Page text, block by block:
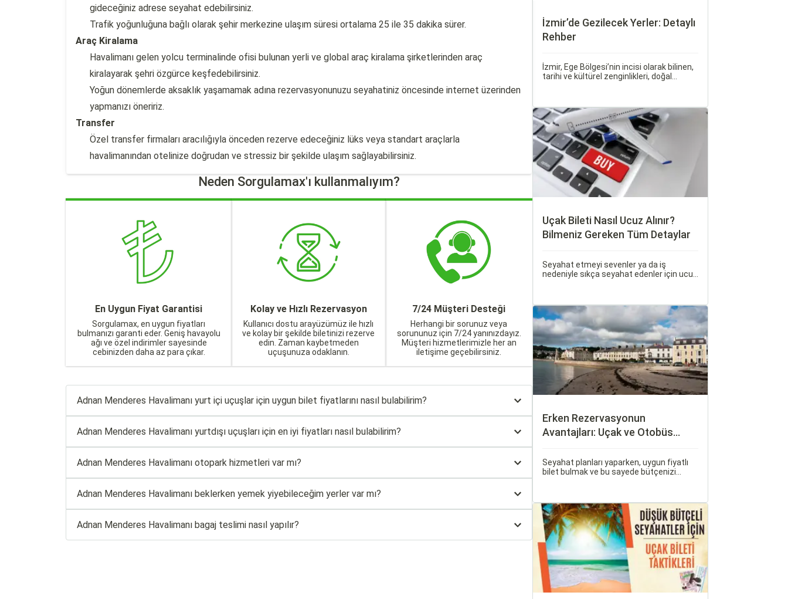
gideceğiniz adrese seyahat edebilirsiniz.
Trafik yoğunluğuna bağlı olarak şehir merkezine ulaşım süresi ortalama 25 ile 35 dakika sürer.
Araç Kiralama
Havalimanı gelen yolcu terminalinde ofisi bulunan yerli ve global araç kiralama şirketlerinden araç
kiralayarak şehri özgürce keşfedebilirsiniz.
Yoğun dönemlerde aksaklık yaşamamak adına rezervasyonunuzu seyahatiniz öncesinde internet üzerinden
yapmanızı öneririz.
Transfer
Özel transfer firmaları aracılığıyla önceden rezerve edeceğiniz lüks veya standart araçlarla
havalimanından otelinize doğrudan ve stressiz bir şekilde ulaşım sağlayabilirsiniz.
Neden Sorgulamax'ı kullanmalıyım?
En Uygun Fiyat Garantisi
Sorgulamax, en uygun fiyatları
bulmanızı garanti eder. Geniş havayolu
ağı ve özel indirimler sayesinde
cebinizden daha az para çıkar.
Kolay ve Hızlı Rezervasyon
Kullanıcı dostu arayüzümüz ile hızlı
ve kolay bir şekilde biletinizi rezerve
edin. Zaman kaybetmeden
uçuşunuza odaklanın.
7/24 Müşteri Desteği
Herhangi bir sorunuz veya
sorununuz için 7/24 yanınızdayız.
Müşteri hizmetlerimizle her an
iletişime geçebilirsiniz.
Adnan Menderes Havalimanı yurt içi uçuşlar için uygun bilet fiyatlarını nasıl bulabilirim?
Adnan Menderes Havalimanı yurtdışı uçuşları için en iyi fiyatları nasıl bulabilirim?
Adnan Menderes Havalimanı otopark hizmetleri var mı?
Adnan Menderes Havalimanı beklerken yemek yiyebileceğim yerler var mı?
Adnan Menderes Havalimanı bagaj teslimi nasıl yapılır?
İzmir’de Gezilecek Yerler: Detaylı
Rehber
İzmir, Ege Bölgesi’nin incisi olarak bilinen,
tarihi ve kültürel zenginlikleri, doğal
ait tarihi eserleri, eşsiz plajları ve renkli
gece hayatı ile ziyaretçilerine unutulmaz
deneyimler sunmaktadır.
Uçak Bileti Nasıl Ucuz Alınır?
Bilmeniz Gereken Tüm Detaylar
Seyahat etmeyi sevenler ya da iş
nedeniyle sıkça seyahat edenler için ucuz
zamanda ve doğru yöntemlerle uçak
bileti almanın birçok püf noktası var.
Erken Rezervasyonun
Avantajları: Uçak ve Otobüs
Seyahat planları yaparken, uygun fiyatlı
bilet bulmak ve bu sayede bütçenizi
aynı zamanda daha kaliteli bir seyahat
deneyimi yaşamanızı sağlar.